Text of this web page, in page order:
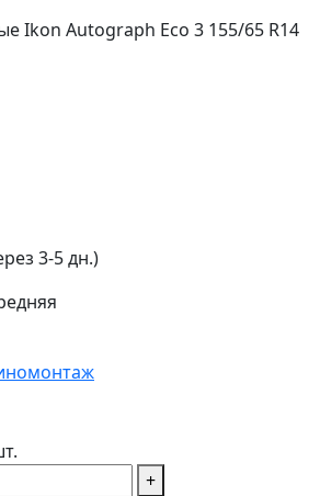
Ikon Autograph Eco 3 155/65 R14
3-5 дн.)
+